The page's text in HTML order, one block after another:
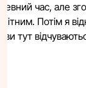
час, але
Потім я
тут